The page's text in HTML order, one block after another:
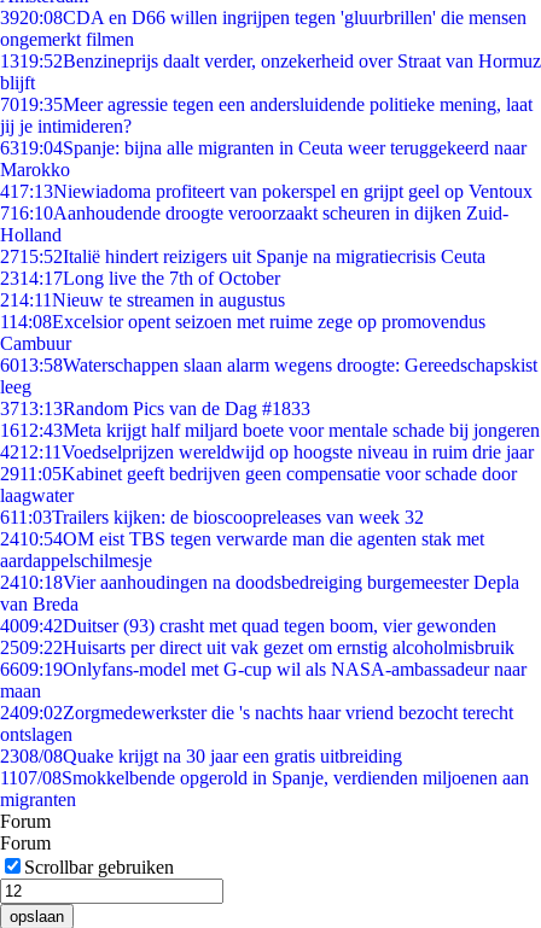
3920:08CDA en D66 willen ingrijpen tegen 'gluurbrillen' die mensen
ongemerkt filmen
1319:52Benzineprijs daalt verder, onzekerheid over Straat van Hormuz
blijft
7019:35Meer agressie tegen een andersluidende politieke mening, laat
jij je intimideren?
6319:04Spanje: bijna alle migranten in Ceuta weer teruggekeerd naar
Marokko
417:13Niewiadoma profiteert van pokerspel en grijpt geel op Ventoux
716:10Aanhoudende droogte veroorzaakt scheuren in dijken Zuid-
Holland
2715:52Italië hindert reizigers uit Spanje na migratiecrisis Ceuta
2314:17Long live the 7th of October
214:11Nieuw te streamen in augustus
114:08Excelsior opent seizoen met ruime zege op promovendus
Cambuur
6013:58Waterschappen slaan alarm wegens droogte: Gereedschapskist
leeg
3713:13Random Pics van de Dag #1833
1612:43Meta krijgt half miljard boete voor mentale schade bij jongeren
4212:11Voedselprijzen wereldwijd op hoogste niveau in ruim drie jaar
2911:05Kabinet geeft bedrijven geen compensatie voor schade door
laagwater
611:03Trailers kijken: de bioscoopreleases van week 32
2410:54OM eist TBS tegen verwarde man die agenten stak met
aardappelschilmesje
2410:18Vier aanhoudingen na doodsbedreiging burgemeester Depla
van Breda
4009:42Duitser (93) crasht met quad tegen boom, vier gewonden
2509:22Huisarts per direct uit vak gezet om ernstig alcoholmisbruik
6609:19Onlyfans-model met G-cup wil als NASA-ambassadeur naar
maan
2409:02Zorgmedewerkster die 's nachts haar vriend bezocht terecht
ontslagen
2308/08Quake krijgt na 30 jaar een gratis uitbreiding
1107/08Smokkelbende opgerold in Spanje, verdienden miljoenen aan
migranten
Forum
Forum
Scrollbar gebruiken
opslaan